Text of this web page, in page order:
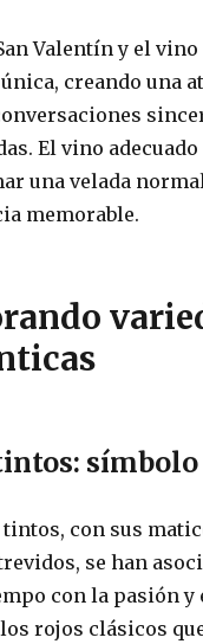
Valentín y el
creando una
El vino adecuado
una velada
memorable.
símbolo
con sus
se han
con la pasión y
rojos clásicos